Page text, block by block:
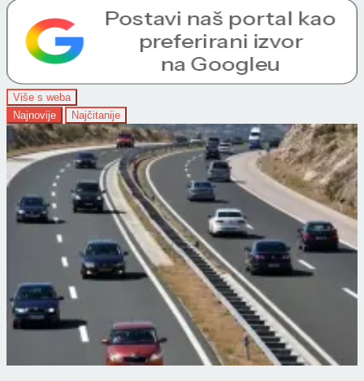
Više s weba
Najnovije
Najčitanije